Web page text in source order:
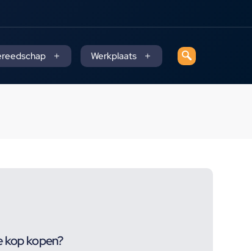
Werkplaats
kop kopen?